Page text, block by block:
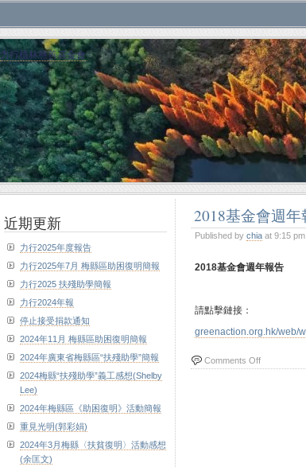
力行植林慈善基金會
2018基金會週年
Published by chia at 9:15
2018基金會週年報告
請點擊鏈接：
greenaction.org.hk/web/
Comments Off
近期更新
力行2025年度報告
力行2025年7月 梅縣區助困復明簡報
力行2025 扶殘助學簡報
力行2024年報
停止接受捐款通知
2024年11月 梅縣區助困復明簡報
2024年廣東省梅縣區“扶殘助學”簡報
2024梅縣“扶殘助學”義工感想(Shelby
Lee)
2024年梅縣區《助困復明》活動簡報
重見光明(郭彩娟)
2024年3月梅縣〈扶貧復明〉活動感想
(余匡文)